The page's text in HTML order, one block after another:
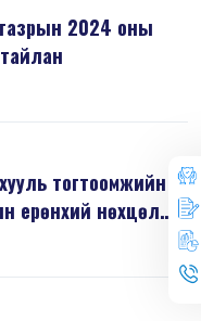
2024 оны
тогтоомжийн
ерөнхий нөхцөл